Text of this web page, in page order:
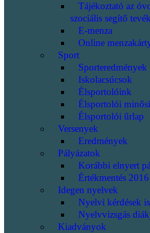
Tájékoztató az
szociális segítő
E-menza
Online
Sport
Sporteredmények
Iskolacsúcsok
Élsportolóink
Élsportolói
Élsportolói űrlap
Versenyek
Eredmények
Pályázatok
Korábbi elnyert
Értékmentés 2016
Idegen nyelvek
Nyelvi kérdések
Nyelvvizsgás
Kiadványok